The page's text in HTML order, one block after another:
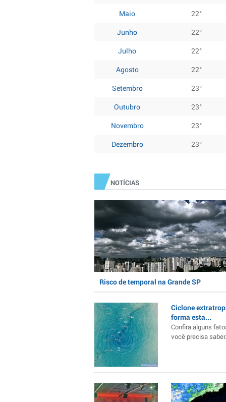
Maio
22°
Junho
22°
Julho
22°
Agosto
22°
Setembro
23°
Outubro
23°
Novembro
23°
Dezembro
23°
NOTÍCIAS
Risco de temporal na Grande SP
Ciclone
forma esta...
Confira alguns
você precisa